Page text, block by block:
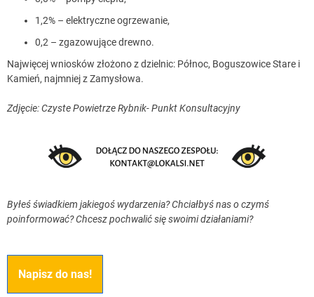
1,2% – elektryczne ogrzewanie,
0,2 – zgazowujące drewno.
Najwięcej wniosków złożono z dzielnic: Północ, Boguszowice Stare i
Kamień, najmniej z Zamysłowa.
Zdjęcie: Czyste Powietrze Rybnik- Punkt Konsultacyjny
Byłeś świadkiem jakiegoś wydarzenia? Chciałbyś nas o czymś
poinformować? Chcesz pochwalić się swoimi działaniami?
Napisz do nas!